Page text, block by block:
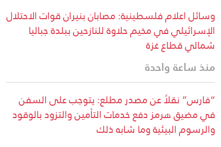
وسائل اعلام فلسطينية: مصابان بنيران قوات الاحتلال
الإسرائيلي في مخيم حلاوة للنازحين ببلدة جباليا
شمالي قطاع غزة
منذ ساعة واحدة
“فارس” نقلاً عن مصدر مطلع: يتوجب على السفن
في مضيق هرمز دفع خدمات التأمين والتزود بالوقود
والرسوم البيئية وما شابه ذلك